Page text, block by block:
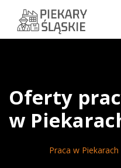
Oferty
w
Praca w Piekarach